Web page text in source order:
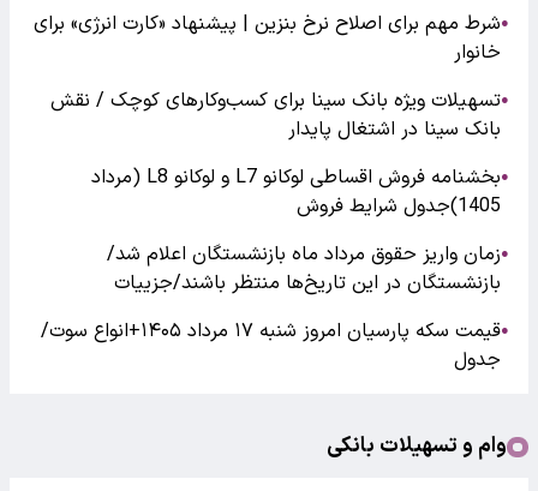
●شرط مهم برای اصلاح نرخ بنزین | پیشنهاد «کارت انرژی» برای
خانوار
●تسهیلات ویژه بانک سینا برای کسب‌وکارهای کوچک / نقش
بانک سینا در اشتغال پایدار
●
بخشنامه فروش اقساطی لوکانو L7 و لوکانو L8 (مرداد
1405)جدول شرایط فروش
●زمان واریز حقوق مرداد ماه بازنشستگان اعلام شد/
بازنشستگان در این تاریخ‌ها منتظر باشند/جزییات
●
قیمت سکه پارسیان امروز شنبه ۱۷ مرداد ۱۴۰۵+انواع سوت/
جدول
وام و تسهیلات بانکی